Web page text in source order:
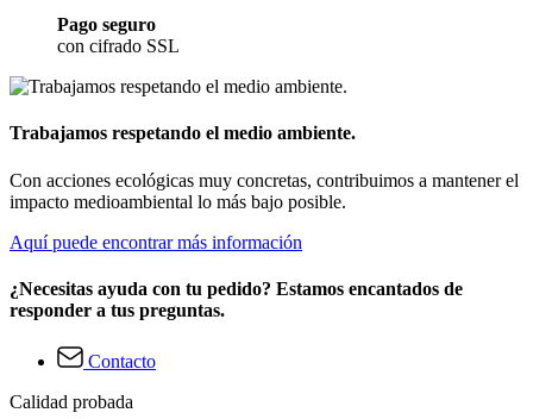
Pago seguro
con cifrado SSL
Trabajamos respetando el medio ambiente.
Con acciones ecológicas muy concretas, contribuimos a mantener el
impacto medioambiental lo más bajo posible.
Aquí puede encontrar más información
¿Necesitas ayuda con tu pedido? Estamos encantados de
responder a tus preguntas.
Contacto
Calidad probada